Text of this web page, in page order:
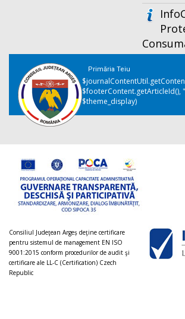
Primăria Teiu
$footerContent.getArticleId(),
$theme_display)
Consiliul Judeţean Argeș deţine certificare
pentru sistemul de management EN ISO
9001:2015 conform procedurilor de audit şi
certificare ale LL-C (Certification) Czech
Republic